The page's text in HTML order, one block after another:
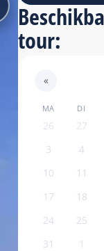
tour:
«
MA DI
26 27
3
4
10
11
17
18
24
25
31
1